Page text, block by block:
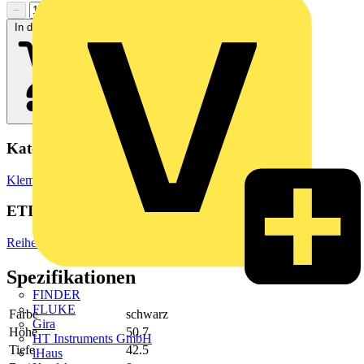
FINDER
FLUKE
Gira
HT Instruments GmbH
iHaus
−
In den Warenkorb
Kategorien
Klemmen, Steckverbinder & Verbindungselemente
ETIM Group
Reihenklemmen
Spezifikationen
Farbe
schwarz
Höhe
50.7
Tiefe
42.5